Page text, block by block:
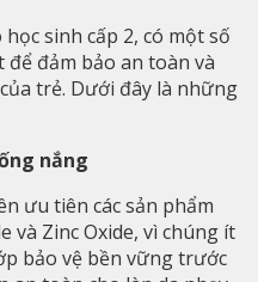
sinh cấp 2, có một số
đảm bảo an toàn và
trẻ. Dưới đây là những
nắng
ưu tiên các sản phẩm
và Zinc Oxide, vì chúng ít
bảo vệ bền vững trước